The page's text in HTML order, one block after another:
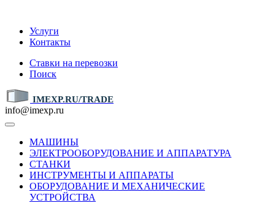
Услуги
Контакты
Ставки на перевозки
Поиск
IMEXP.RU/TRADE
info@imexp.ru
МАШИНЫ
ЭЛЕКТРООБОРУДОВАНИЕ И АППАРАТУРА
СТАНКИ
ИНСТРУМЕНТЫ И АППАРАТЫ
ОБОРУДОВАНИЕ И МЕХАНИЧЕСКИЕ
УСТРОЙСТВА